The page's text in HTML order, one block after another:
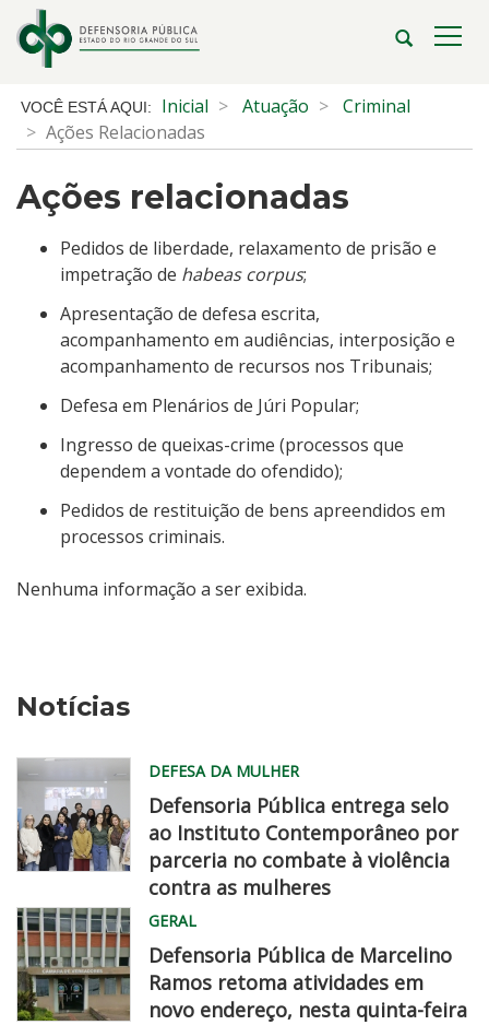
para
para
menu
Abrir
Início
conteúdo
Inicial Atuação
Criminal
Ações Relacionadas
Ações relacionadas
Pedidos de liberdade, relaxamento de prisão e
impetração de habeas corpus;
Apresentação de defesa escrita,
acompanhamento em audiências, interposição e
acompanhamento de recursos nos Tribunais;
Defesa em Plenários de Júri Popular;
Ingresso de queixas-crime (processos que
dependem a vontade do ofendido);
Pedidos de restituição de bens apreendidos em
processos criminais.
Nenhuma informação a ser exibida.
Notícias
MG
0732
DEFESA DA MULHER
Defensoria Pública entrega selo
ao Instituto Contemporâneo por
parceria no combate à violência
contra as mulheres
GERAL
Defensoria Pública de Marcelino
Ramos retoma atividades em
novo endereço, nesta quinta-feira